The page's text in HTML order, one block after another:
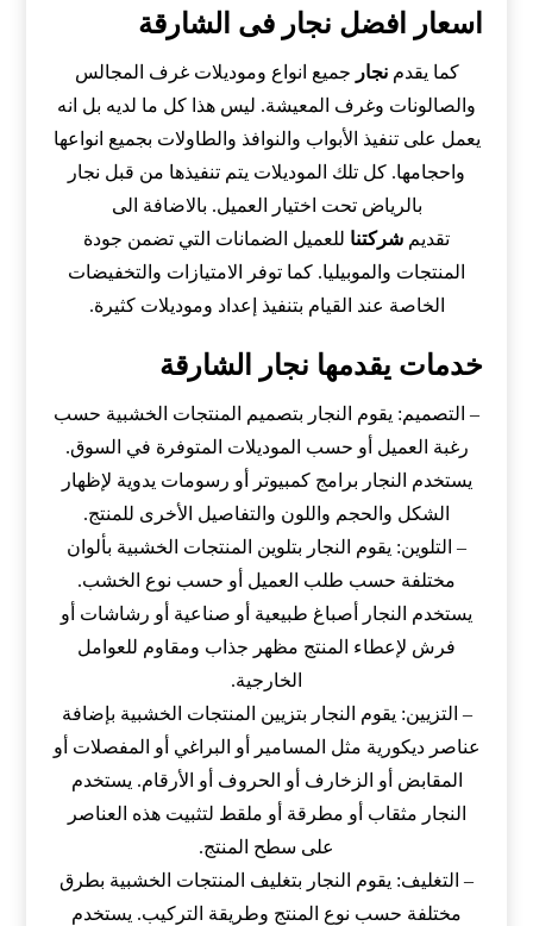
اسعار افضل نجار فى الشارقة
كما يقدم نجار جميع انواع وموديلات غرف المجالس
والصالونات وغرف المعيشة. ليس هذا كل ما لديه بل انه
يعمل على تنفيذ الأبواب والنوافذ والطاولات بجميع انواعها
واحجامها. كل تلك الموديلات يتم تنفيذها من قبل نجار
بالرياض تحت اختيار العميل. بالاضافة الى
تقديم شركتنا للعميل الضمانات التي تضمن جودة
المنتجات والموبيليا. كما توفر الامتيازات والتخفيضات
الخاصة عند القيام بتنفيذ إعداد وموديلات كثيرة.
خدمات يقدمها نجار الشارقة
– التصميم: يقوم النجار بتصميم المنتجات الخشبية حسب
رغبة العميل أو حسب الموديلات المتوفرة في السوق.
يستخدم النجار برامج كمبيوتر أو رسومات يدوية لإظهار
الشكل والحجم واللون والتفاصيل الأخرى للمنتج.
– التلوين: يقوم النجار بتلوين المنتجات الخشبية بألوان
مختلفة حسب طلب العميل أو حسب نوع الخشب.
يستخدم النجار أصباغ طبيعية أو صناعية أو رشاشات أو
فرش لإعطاء المنتج مظهر جذاب ومقاوم للعوامل
الخارجية.
– التزيين: يقوم النجار بتزيين المنتجات الخشبية بإضافة
عناصر ديكورية مثل المسامير أو البراغي أو المفصلات أو
المقابض أو الزخارف أو الحروف أو الأرقام. يستخدم
النجار مثقاب أو مطرقة أو ملقط لتثبيت هذه العناصر
على سطح المنتج.
– التغليف: يقوم النجار بتغليف المنتجات الخشبية بطرق
مختلفة حسب نوع المنتج وطريقة التركيب. يستخدم